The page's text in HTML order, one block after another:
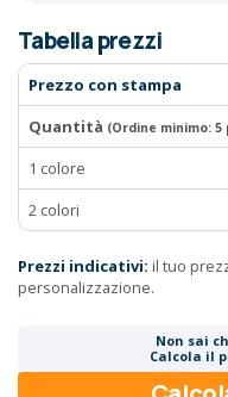
Tabella prezzi
Prezzo con stampa
Quantità (Ordine minimo: 5
1 colore
2 colori
Prezzi indicativi: il tuo
personalizzazione.
Non sai
Calcola il